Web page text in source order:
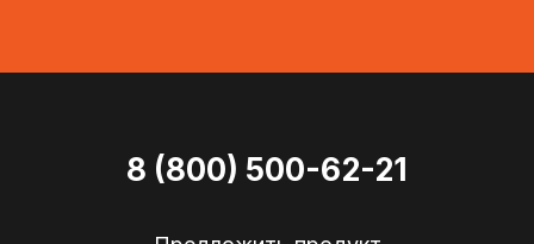
8 (800) 500-62-21